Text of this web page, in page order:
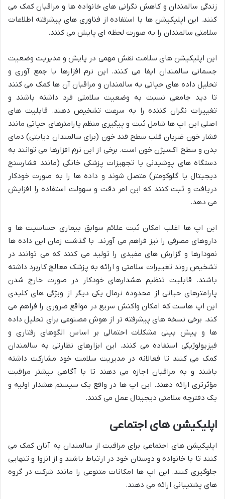
زندگی سالمندان و کاهش نگرانی های خانواده ها و مراقبان کمک می
کنند. این اپلیکیشن ها با استفاده از فناوری های پیشرفته اطلاعات
سلامتی سالمندان را به صورت لحظه ای پایش می کنند.
این اپلیکیشن های سلامت نقش مهمی در پایش و مدیریت وضعیت
جسمانی سالمندان ایفا می کنند. این نرم افزارها با جمع آوری و
تحلیل داده های حیاتی به سالمندان و مراقبان آن ها کمک می کنند
تا دید جامعی نسبت به وضعیت سلامتی فرد داشته باشند و
تغییرات نگران کننده را به سرعت تشخیص دهند. قابلیت های
اصلی این اپ ها شامل ثبت و پیگیری منظم پارامترهای حیاتی مانند
فشار خون ضربان قلب سطح قند خون (برای سالمندان دیابتی) دمای
بدن و سطح اکسیژن خون است. برخی از این نرم افزارها می توانند به
دستگاه های پوشیدنی یا تجهیزات پزشکی خانگی (مانند فشارسنج
دیجیتال یا گلوکومتر) متصل شوند و داده ها را به صورت خودکار
دریافت و ثبت کنند که این امر دقت و سهولت استفاده را افزایش
می دهد.
این اپ ها اغلب امکان ثبت علائم سوابق بیماری حساسیت ها و
داروهای مصرفی را نیز فراهم می آورند. با گذشت زمان این داده ها
نمودارها و گزارش های مفیدی را تولید می کنند که می توانند در
تشخیص روند تغییرات سلامتی و ارائه به پزشک معالج کاربرد داشته
باشند. قابلیت تنظیم هشدارهای خودکار در صورت خارج شدن
پارامترهای حیاتی از محدوده نرمال یکی دیگر از ویژگی های کلیدی
این اپ هاست که امکان واکنش سریع در مواقع ضروری را فراهم می
کند. برخی نسخه های پیشرفته تر از هوش مصنوعی برای تحلیل داده
ها و پیش بینی مشکلات احتمالی بر اساس الگوهای رفتاری و
فیزیولوژیکی استفاده می کنند. این ابزارهای نظارتی به سالمندان
کمک می کنند تا فعالانه در مدیریت سلامت خود مشارکت داشته
باشند و به مراقبان اجازه می دهند تا با آگاهی بیشتر مراقبت
مؤثرتری ارائه دهند. این اپ ها در واقع یک سیستم هشدار اولیه و
یک دفترچه سلامتی دیجیتال عمل می کنند.
اپلیکیشن های اجتماعی
اپلیکیشن های اجتماعی برای مراقبت از سالمندان به آنان کمک می
کنند تا با خانواده و دوستان خود در ارتباط باشند و از انزوا و تنهایی
جلوگیری کنند. این اپ ها امکانات متنوعی را مانند شرکت در گروه
های پشتیبانی ارائه می دهند.